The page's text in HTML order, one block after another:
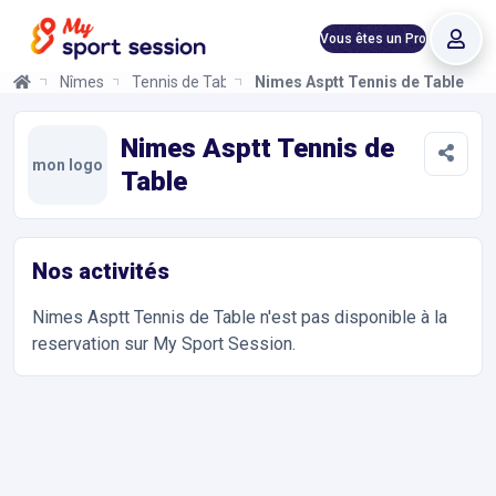
Vous êtes un Pro
Nîmes Tennis de Table Nimes Asptt Tennis de Table
mon logo
Nimes Asptt Tennis de
Table
Nos activités
Nimes Asptt Tennis de Table n'est pas disponible à la
reservation sur My Sport Session.